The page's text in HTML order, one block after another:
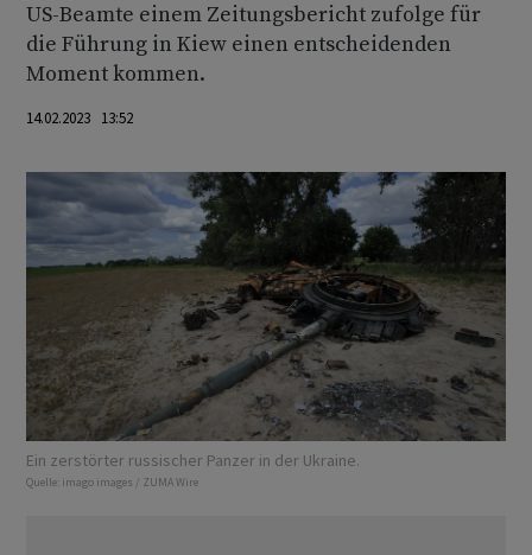
US-Beamte einem Zeitungsbericht zufolge für
die Führung in Kiew einen entscheidenden
Moment kommen.
14.02.2023 13:52
Ein zerstörter russischer Panzer in der Ukraine.
Quelle: imago images / ZUMA Wire